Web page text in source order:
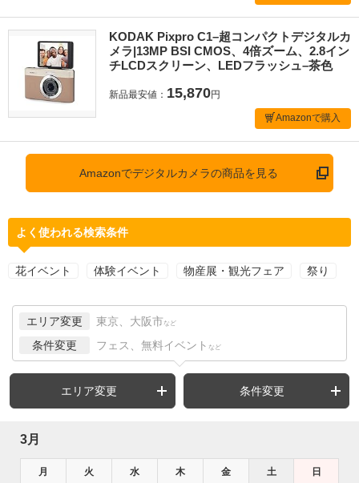
KODAK Pixpro C1–超コンパクトデジタルカ
メラ|13MP BSI CMOS、4倍ズーム、2.8イン
チLCDスクリーン、LEDフラッシュ–茶色
新品最安値： 15,870円
Amazonで購入
Amazonでデジタルカメラの商品を見る
よく使われる検索条件
花イベント 体験イベント 物産展・観光フェア 祭り
エリア変更 東京、大阪市 など
条件変更 フェス、無料イベント など
エリア変更 条件変更
3月
月 火 水 木 金 土 日